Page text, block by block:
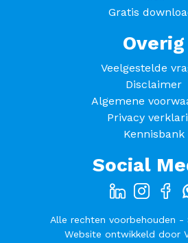
Gratis
Overig
Veelgestelde
Disclaimer
Algemene
Privacy
Kennisbank
Social
Alle rechten voorbehouden -
Website ontwikkeld door